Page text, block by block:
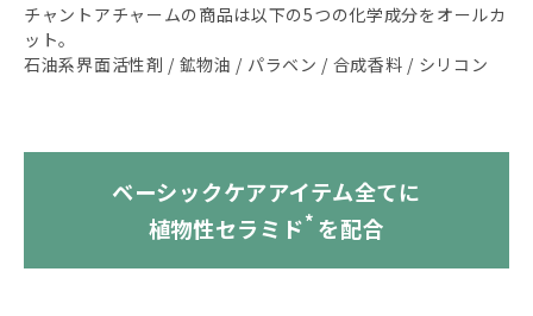
チャントアチャームの商品は以下の5つの化学成分をオールカ
ット。
石油系界面活性剤 / 鉱物油 / パラベン / 合成香料 / シリコン
ベーシックケアアイテム全てに
植物性セラミド* を配合